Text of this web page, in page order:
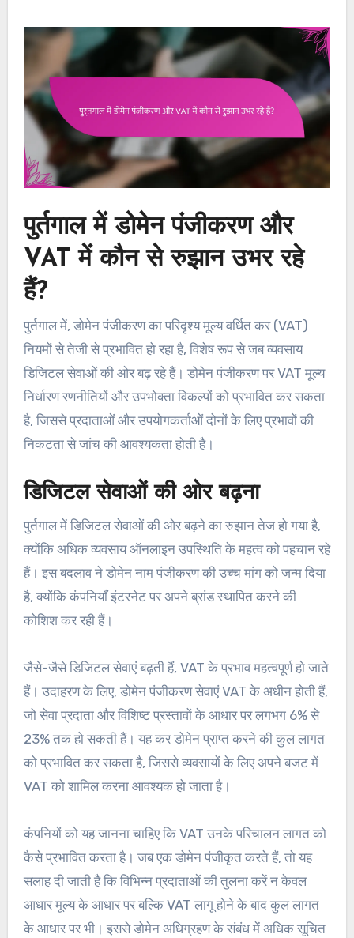
पुर्तगाल में डोमेन पंजीकरण और
VAT में कौन से रुझान उभर रहे
हैं?
पुर्तगाल में, डोमेन पंजीकरण का परिदृश्य मूल्य वर्धित कर (VAT)
नियमों से तेजी से प्रभावित हो रहा है, विशेष रूप से जब व्यवसाय
डिजिटल सेवाओं की ओर बढ़ रहे हैं। डोमेन पंजीकरण पर VAT मूल्य
निर्धारण रणनीतियों और उपभोक्ता विकल्पों को प्रभावित कर सकता
है, जिससे प्रदाताओं और उपयोगकर्ताओं दोनों के लिए प्रभावों की
निकटता से जांच की आवश्यकता होती है।
डिजिटल सेवाओं की ओर बढ़ना
पुर्तगाल में डिजिटल सेवाओं की ओर बढ़ने का रुझान तेज हो गया है,
क्योंकि अधिक व्यवसाय ऑनलाइन उपस्थिति के महत्व को पहचान रहे
हैं। इस बदलाव ने डोमेन नाम पंजीकरण की उच्च मांग को जन्म दिया
है, क्योंकि कंपनियाँ इंटरनेट पर अपने ब्रांड स्थापित करने की
कोशिश कर रही हैं।
जैसे-जैसे डिजिटल सेवाएं बढ़ती हैं, VAT के प्रभाव महत्वपूर्ण हो जाते
हैं। उदाहरण के लिए, डोमेन पंजीकरण सेवाएं VAT के अधीन होती हैं,
जो सेवा प्रदाता और विशिष्ट प्रस्तावों के आधार पर लगभग 6% से
23% तक हो सकती हैं। यह कर डोमेन प्राप्त करने की कुल लागत
को प्रभावित कर सकता है, जिससे व्यवसायों के लिए अपने बजट में
VAT को शामिल करना आवश्यक हो जाता है।
कंपनियों को यह जानना चाहिए कि VAT उनके परिचालन लागत को
कैसे प्रभावित करता है। जब एक डोमेन पंजीकृत करते हैं, तो यह
सलाह दी जाती है कि विभिन्न प्रदाताओं की तुलना करें न केवल
आधार मूल्य के आधार पर बल्कि VAT लागू होने के बाद कुल लागत
के आधार पर भी। इससे डोमेन अधिग्रहण के संबंध में अधिक सूचित